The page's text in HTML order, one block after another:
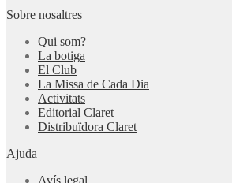
Sobre nosaltres
Qui som?
La botiga
El Club
La Missa de Cada Dia
Activitats
Editorial Claret
Distribuïdora Claret
Ajuda
Avís legal